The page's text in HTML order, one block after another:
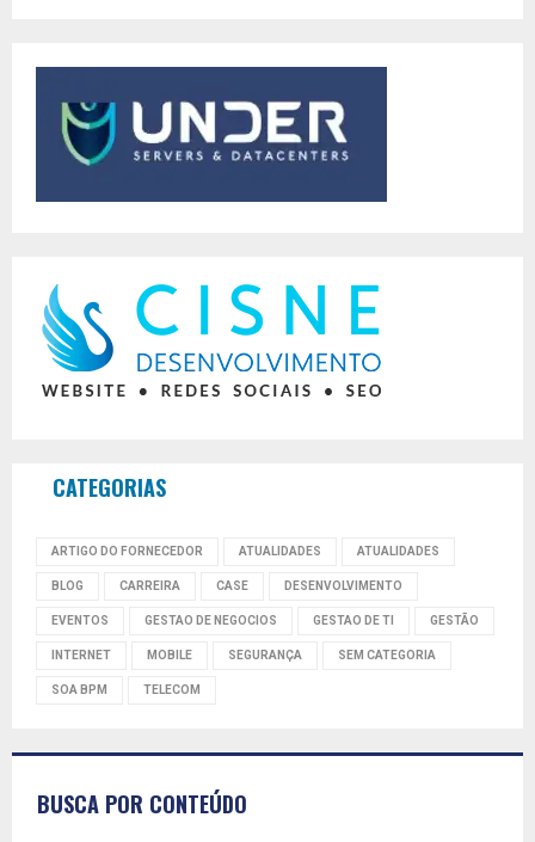
CATEGORIAS
ARTIGO DO FORNECEDOR ATUALIDADES ATUALIDADES
BLOG CARREIRA CASE DESENVOLVIMENTO
EVENTOS GESTAO DE NEGOCIOS GESTAO DE TI GESTÃO
INTERNET MOBILE SEGURANÇA SEM CATEGORIA
SOA BPM TELECOM
BUSCA POR CONTEÚDO